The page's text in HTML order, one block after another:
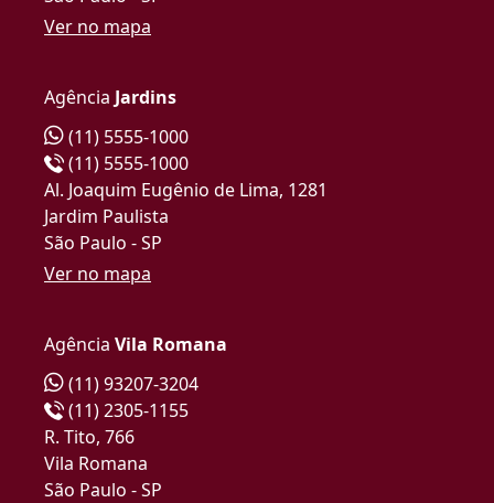
Ver no mapa
Agência Jardins
(11) 5555-1000
(11) 5555-1000
Al. Joaquim Eugênio de Lima, 1281
Jardim Paulista
São Paulo - SP
Ver no mapa
Agência Vila Romana
(11) 93207-3204
(11) 2305-1155
R. Tito, 766
Vila Romana
São Paulo - SP